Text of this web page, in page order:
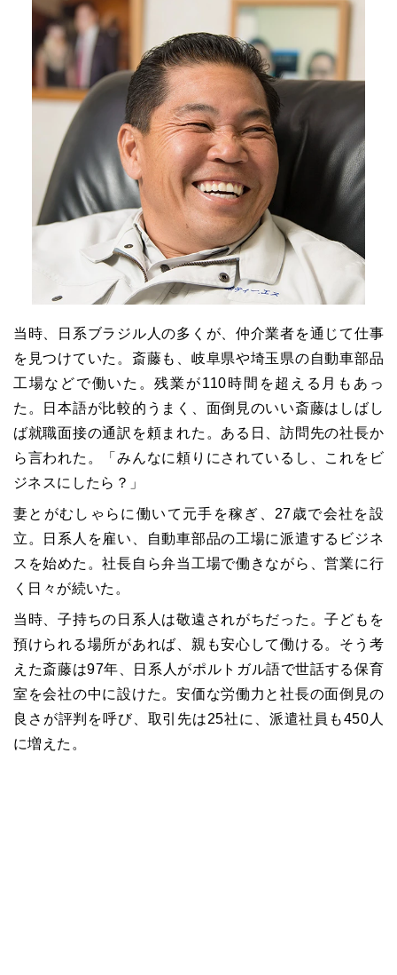
当時、日系ブラジル人の多くが、仲介業者を通じて仕事
を見つけていた。斎藤も、岐阜県や埼玉県の自動車部品
工場などで働いた。残業が110時間を超える月もあっ
た。日本語が比較的うまく、面倒見のいい斎藤はしばし
ば就職面接の通訳を頼まれた。ある日、訪問先の社長か
ら言われた。「みんなに頼りにされているし、これをビ
ジネスにしたら？」
妻とがむしゃらに働いて元手を稼ぎ、 27歳で会社を設
立。日系人を雇い、自動車部品の工場に派遣するビジネ
スを始めた。社長自ら弁当工場で働きながら、営業に行
く日々が続いた。
当時、子持ちの日系人は敬遠されがちだった。子どもを
預けられる場所があれば、親も安心して働ける。そう考
えた斎藤は97年、日系人がポルトガル語で世話する保育
室を会社の中に設けた。安価な労働力と社長の面倒見の
良さが評判を呼び、取引先は25社に、派遣社員も450 人
に増えた。